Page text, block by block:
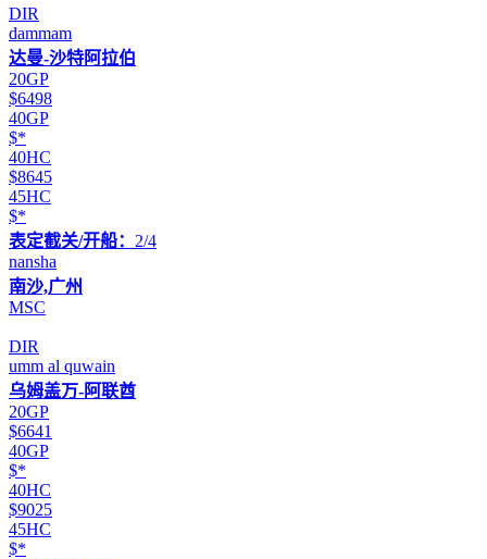
DIR
dammam
达曼-沙特阿拉伯
20GP
$6498
40GP
$*
40HC
$8645
45HC
$*
表定截关/开船： 2/4
nansha
南沙,广州
MSC
DIR
umm al quwain
乌姆盖万-阿联酋
20GP
$6641
40GP
$*
40HC
$9025
45HC
$*